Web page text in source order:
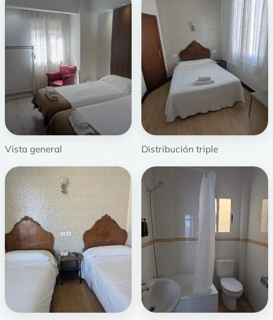
Vista general Distribución triple